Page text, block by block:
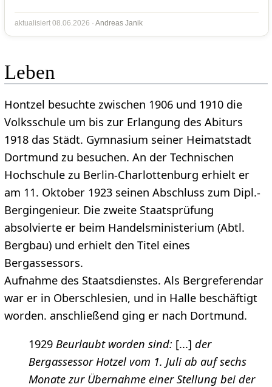
aktualisiert 08.06.2026 · Andreas Janik
Leben
Hontzel besuchte zwischen 1906 und 1910 die
Volksschule um bis zur Erlangung des Abiturs
1918 das Städt. Gymnasium seiner Heimatstadt
Dortmund zu besuchen. An der Technischen
Hochschule zu Berlin-Charlottenburg erhielt er
am 11. Oktober 1923 seinen Abschluss zum Dipl.-
Bergingenieur. Die zweite Staatsprüfung
absolvierte er beim Handelsministerium (Abtl.
Bergbau) und erhielt den Titel eines
Bergassessors.
Aufnahme des Staatsdienstes. Als Bergreferendar
war er in Oberschlesien, und in Halle beschäftigt
worden. anschließend ging er nach Dortmund.
1929 Beurlaubt worden sind: [...] der
Bergassessor Hotzel vom 1. Juli ab auf sechs
Monate zur Übernahme einer Stellung bei der